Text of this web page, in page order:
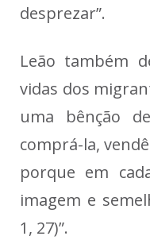
desprezar”.
Leão também
vidas dos
uma bênção
comprá-la,
porque em
imagem e
1, 27)”.